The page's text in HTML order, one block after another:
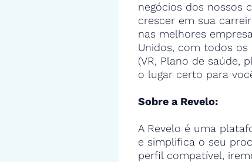
negócios dos nossos
crescer em sua
nas melhores
Unidos, com todos os
(VR, Plano de saúde,
o lugar certo para
Sobre a Revelo:
A Revelo é uma
e simplifica o seu
perfil compatível,